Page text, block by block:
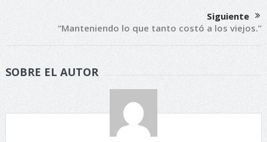
Siguiente
“Manteniendo lo que tanto costó a los viejos.”
SOBRE EL AUTOR